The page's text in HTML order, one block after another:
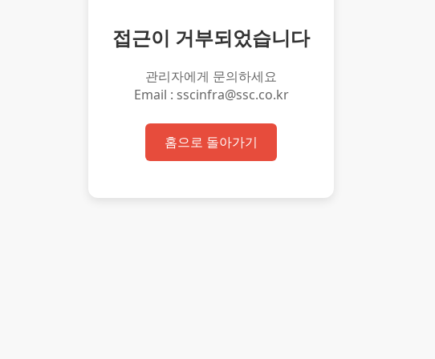
접근이 거부되었습니다
관리자에게 문의하세요
Email : sscinfra@ssc.co.kr
홈으로 돌아가기